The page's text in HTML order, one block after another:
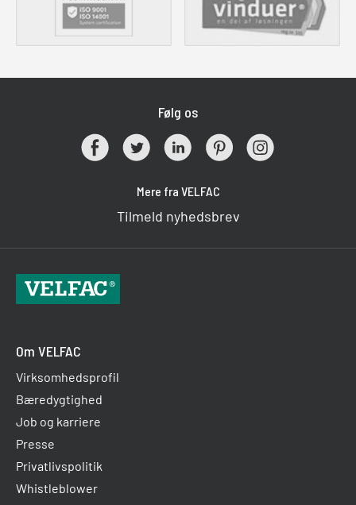
Følg os
Mere fra VELFAC
Tilmeld nyhedsbrev
Om VELFAC
Virksomhedsprofil
Bæredygtighed
Job og karriere
Presse
Privatlivspolitik
Whistleblower